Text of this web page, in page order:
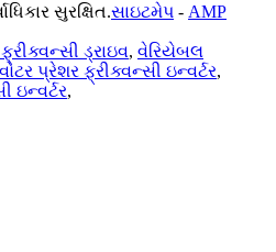
સુરક્ષિત.સાઇટમેપ - AMP
ડ્રાઇવ, વેરિયેબલ
પ્રેશર ફ્રીક્વન્સી ઇન્વર્ટર,
ઇન્વર્ટર,